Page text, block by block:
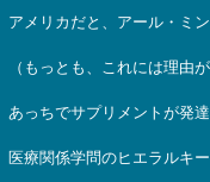
アメリカだと、アール・ミ
（もっとも、これには理由
あっちでサプリメントが発
医療関係学問のヒエラルキー